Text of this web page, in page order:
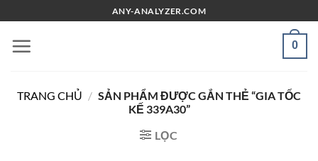
đến
nội
ANY-ANALYZER.COM
0
TRANG CHỦ / SẢN PHẨM ĐƯỢC GẮN THẺ “GIA TỐC
KẾ 339A30”
LỌC